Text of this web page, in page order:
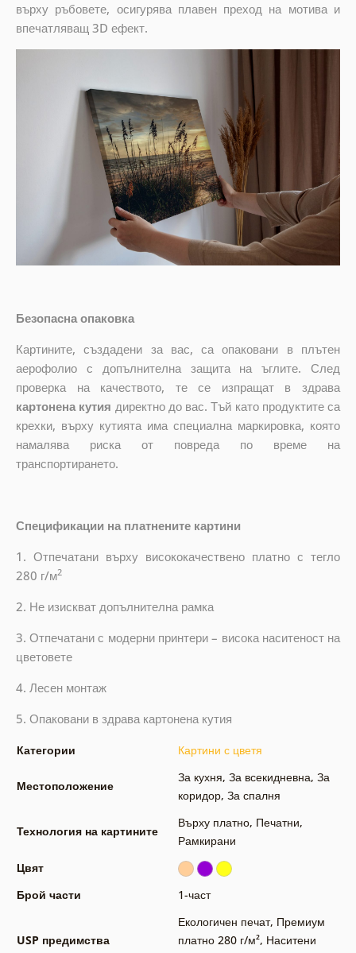
върху ръбовете, осигурява плавен преход на мотива и
впечатляващ 3D ефект.
Безопасна опаковка
Картините, създадени за вас, са опаковани в плътен
аерофолио с допълнителна защита на ъглите. След
проверка на качеството, те се изпращат в здрава
картонена кутия директно до вас. Тъй като продуктите са
крехки, върху кутията има специална маркировка, която
намалява риска от повреда по време на
транспортирането.
Спецификации на платнените картини
1. Отпечатани върху висококачествено платно с тегло
280 г/м2
2. Не изискват допълнителна рамка
3. Отпечатани с модерни принтери – висока наситеност на
цветовете
4. Лесен монтаж
5. Опаковани в здрава картонена кутия
Категории Картини с цветя
Местоположение
За кухня, За всекидневна, За
коридор, За спалня
Технология на картините
Върху платно, Печатни,
Рамкирани
Цвят
Брой части
1-част
USP предимства
Екологичен печат, Премиум
платно 280 г/м², Наситени